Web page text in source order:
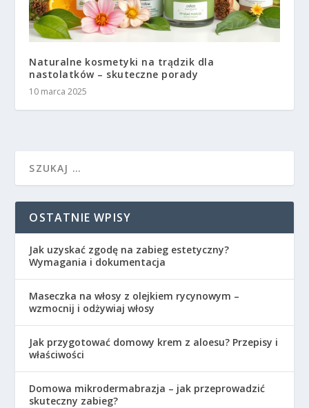
Naturalne kosmetyki na trądzik dla
nastolatków – skuteczne porady
10 marca 2025
OSTATNIE WPISY
Jak uzyskać zgodę na zabieg estetyczny?
Wymagania i dokumentacja
Maseczka na włosy z olejkiem rycynowym –
wzmocnij i odżywiaj włosy
Jak przygotować domowy krem z aloesu? Przepisy i
właściwości
Domowa mikrodermabrazja – jak przeprowadzić
skuteczny zabieg?